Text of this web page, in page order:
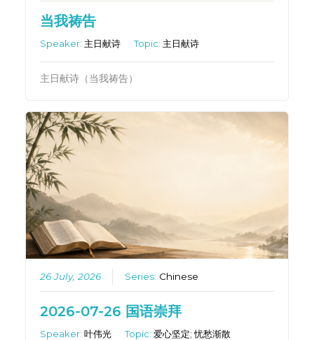
当我祷告
Speaker: 主日献诗 Topic: 主日献诗
主日献诗（当我祷告）
26 July, 2026 Series: Chinese
2026-07-26 国语崇拜
Speaker:叶伟光 Topic:爱心坚定; 忧愁渐散